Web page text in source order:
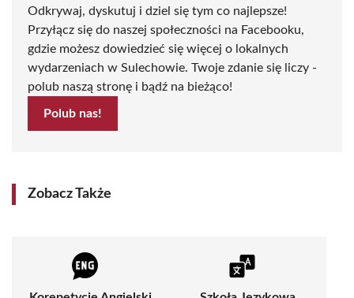
Odkrywaj, dyskutuj i dziel się tym co najlepsze!
Przyłącz się do naszej społeczności na Facebooku,
gdzie możesz dowiedzieć się więcej o lokalnych
wydarzeniach w Sulechowie. Twoje zdanie się liczy -
polub naszą stronę i bądź na bieżąco!
Polub nas!
Zobacz Także